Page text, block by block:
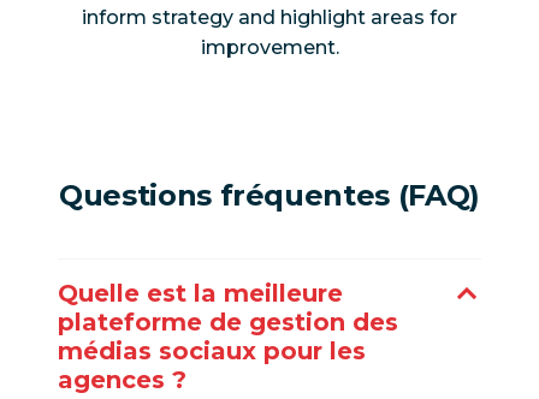
inform strategy and highlight areas for
improvement.
Questions fréquentes (FAQ)
Quelle est la meilleure
plateforme de gestion des
médias sociaux pour les
agences ?